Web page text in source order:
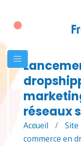
réseaux
Accueil / Site
commerce en